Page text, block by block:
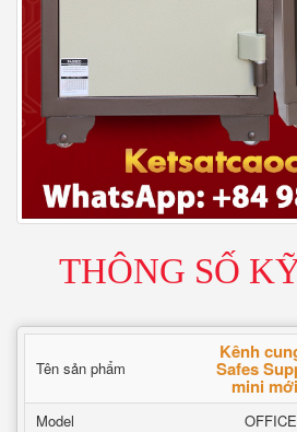
THÔNG SỐ
Tên sản phẩm
Kênh
Safes
mini
Model